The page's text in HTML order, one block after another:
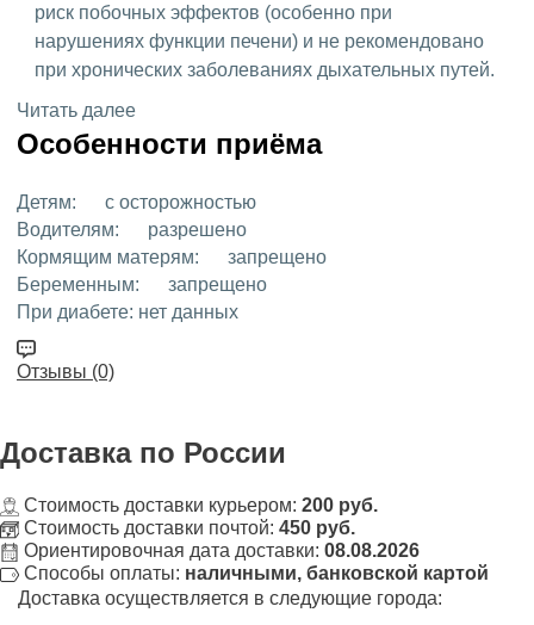
риск побочных эффектов (особенно при
нарушениях функции печени) и не рекомендовано
при хронических заболеваниях дыхательных путей.
Читать далее
Особенности приёма
Детям:
с осторожностью
Водителям:
разрешено
Кормящим матерям:
запрещено
Беременным:
запрещено
При диабете: нет данных
Отзывы (0)
Доставка по России
Стоимость доставки курьером: 200 руб.
Стоимость доставки почтой: 450 руб.
Ориентировочная дата доставки: 08.08.2026
Способы оплаты: наличными, банковской картой
Доставка осуществляется в следующие города: